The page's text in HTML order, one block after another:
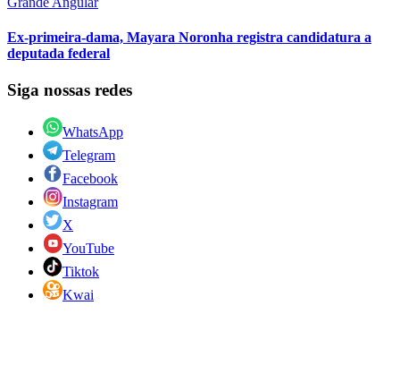
Ex-primeira-dama, Mayara Noronha registra candidatura a
deputada federal
Siga nossas redes
WhatsApp
Telegram
Facebook
Instagram
X
YouTube
Tiktok
Kwai